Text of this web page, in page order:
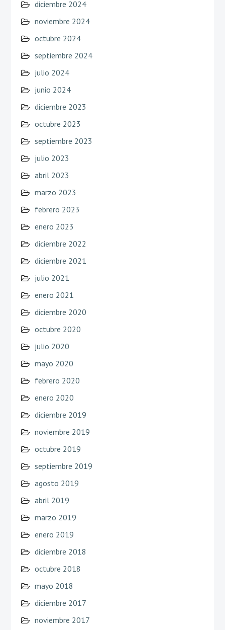
diciembre 2024
noviembre 2024
octubre 2024
septiembre 2024
julio 2024
junio 2024
diciembre 2023
octubre 2023
septiembre 2023
julio 2023
abril 2023
marzo 2023
febrero 2023
enero 2023
diciembre 2022
diciembre 2021
julio 2021
enero 2021
diciembre 2020
octubre 2020
julio 2020
mayo 2020
febrero 2020
enero 2020
diciembre 2019
noviembre 2019
octubre 2019
septiembre 2019
agosto 2019
abril 2019
marzo 2019
enero 2019
diciembre 2018
octubre 2018
mayo 2018
diciembre 2017
noviembre 2017